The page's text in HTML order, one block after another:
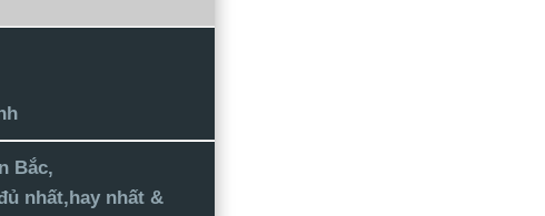
Bắc,
nhất,hay nhất &